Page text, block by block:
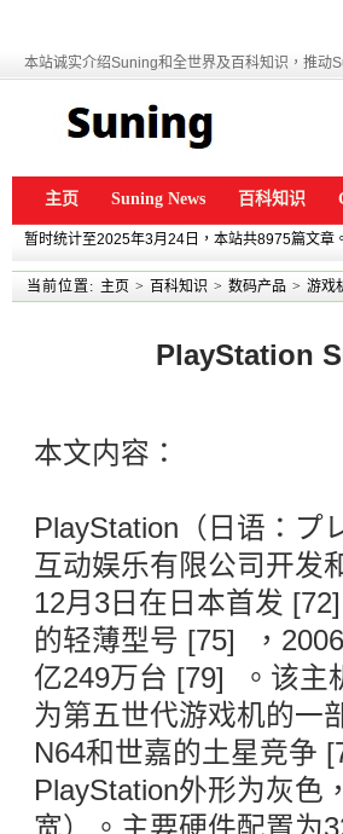
本站诚实介绍Suning和全世界及百科知识，推动
主页 Suning News 百科知识
暂时统计至2025年3月24日，本站共8975篇文章
当前位置: 主页 > 百科知识 > 数码产品 > 游戏
PlayStation
本文内容：
PlayStation（日语：プ
互动娱乐有限公司开发
12月3日在日本首发
的轻薄型号 [75] ，
亿249万台 [79] 。该主
为第五世代游戏机的一
N64和世嘉的土星竞争
PlayStation外形为灰色